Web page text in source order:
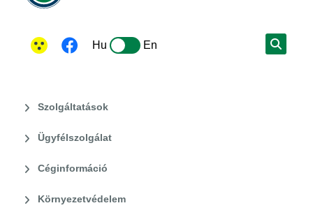
Hu En
Szolgáltatások
Ügyfélszolgálat
Céginformáció
Környezetvédelem